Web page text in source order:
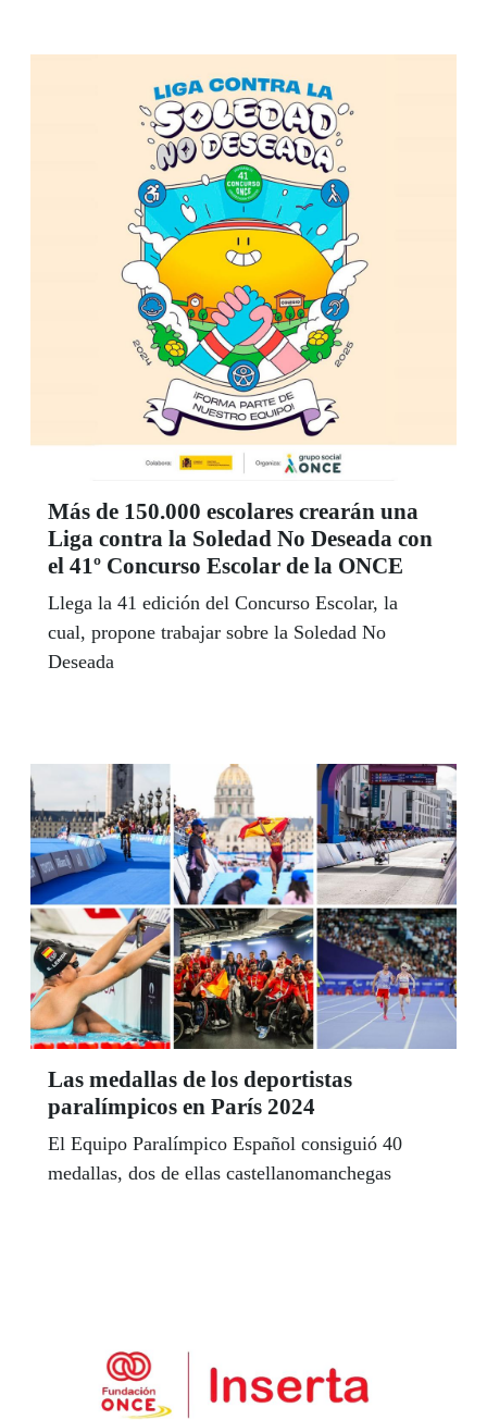
Más de 150.000 escolares crearán una
Liga contra la Soledad No Deseada con
el 41º Concurso Escolar de la ONCE
Llega la 41 edición del Concurso Escolar, la
cual, propone trabajar sobre la Soledad No
Deseada
Las medallas de los deportistas
paralímpicos en París 2024
El Equipo Paralímpico Español consiguió 40
medallas, dos de ellas castellanomanchegas